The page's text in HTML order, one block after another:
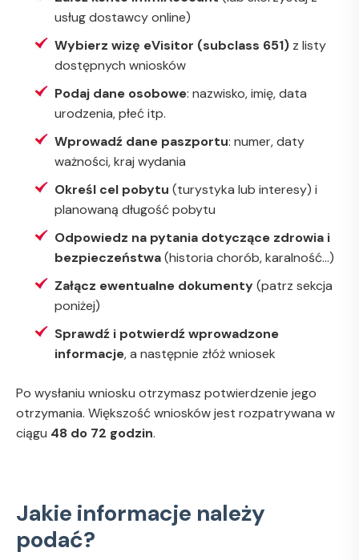
usług dostawcy online)
Wybierz wizę eVisitor (subclass 651) z listy
dostępnych wniosków
Podaj dane osobowe: nazwisko, imię, data
urodzenia, płeć itp.
Wprowadź dane paszportu: numer, daty
ważności, kraj wydania
Określ cel pobytu (turystyka lub interesy) i
planowaną długość pobytu
Odpowiedz na pytania dotyczące zdrowia i
bezpieczeństwa(historia chorób, karalność...)
Załącz ewentualne dokumenty(patrz sekcja
poniżej)
Sprawdź i potwierdź wprowadzone
informacje, a następnie złóż wniosek
Po wysłaniu wniosku otrzymasz potwierdzenie jego
otrzymania. Większość wniosków jest rozpatrywana w
ciągu 48 do 72 godzin.
Jakie informacje należy
podać?